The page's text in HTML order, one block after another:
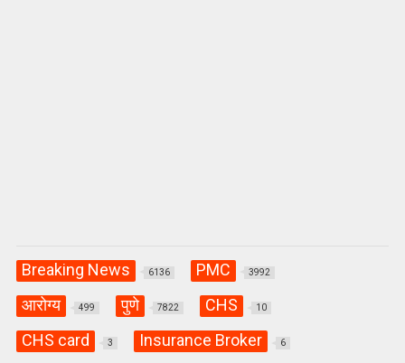
Breaking News 6136 PMC 3992
आरोग्य 499 पुणे 7822 CHS 10
CHS card 3 Insurance Broker 6